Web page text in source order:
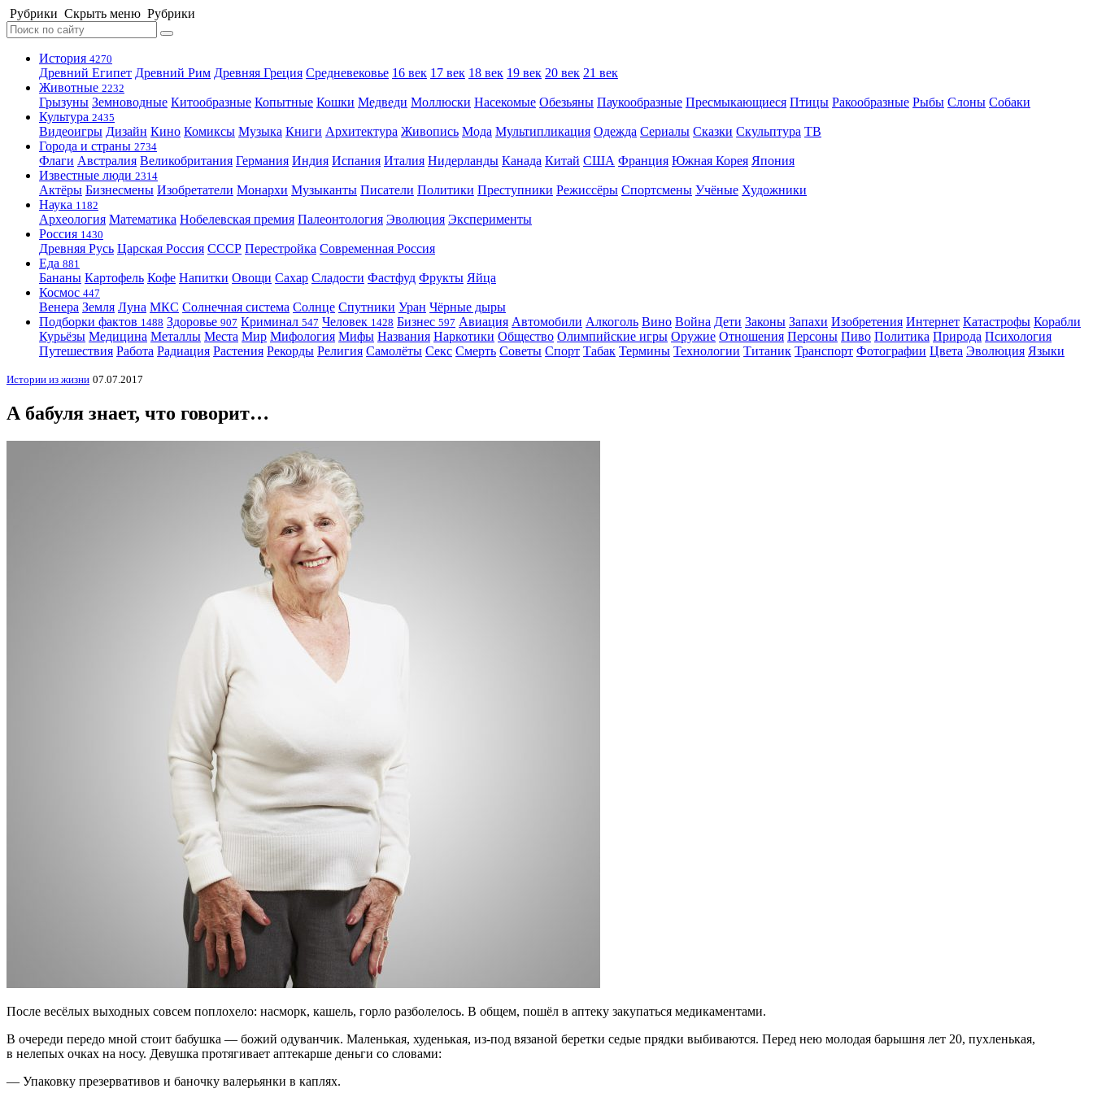
Рубрики Скрыть меню Рубрики
История 4270
Древний Египет Древний Рим Древняя Греция Средневековье 16 век 17 век 18 век 19 век 20 век 21 век
Животные 2232
Грызуны Земноводные Китообразные Копытные Кошки Медведи Моллюски Насекомые Обезьяны Паукообразные Пресмыкающиеся Птицы Ракообразные Рыбы Слоны Собаки
Культура 2435
Видеоигры Дизайн Кино Комиксы Музыка Книги Архитектура Живопись Мода Мультипликация Одежда Сериалы Сказки Скульптура ТВ
Города и страны 2734
Флаги Австралия Великобритания Германия Индия Испания Италия Нидерланды Канада Китай США Франция Южная Корея Япония
Известные люди 2314
Актёры Бизнесмены Изобретатели Монархи Музыканты Писатели Политики Преступники Режиссёры Спортсмены Учёные Художники
Наука 1182
Археология Математика Нобелевская премия Палеонтология Эволюция Эксперименты
Россия 1430
Древняя Русь Царская Россия СССР Перестройка Современная Россия
Еда 881
Бананы Картофель Кофе Напитки Овощи Сахар Сладости Фастфуд Фрукты Яйца
Космос 447
Венера Земля Луна МКС Солнечная система Солнце Спутники Уран Чёрные дыры
Подборки фактов 1488 Здоровье 907 Криминал 547 Человек 1428 Бизнес 597 Авиация Автомобили Алкоголь Вино Война Дети Законы Запахи Изобретения Интернет Катастрофы Корабли
Курьёзы Медицина Металлы Места Мир Мифология Мифы Названия Наркотики Общество Олимпийские игры Оружие Отношения Персоны Пиво Политика Природа Психология
Путешествия Работа Радиация Растения Рекорды Религия Самолёты Секс Смерть Советы Спорт Табак Термины Технологии Титаник Транспорт Фотографии Цвета Эволюция Языки
Истории из жизни 07.07.2017
А бабуля знает, что говорит…
После весёлых выходных совсем поплохело: насморк, кашель, горло разболелось. В общем, пошёл в аптеку закупаться медикаментами.
В очереди передо мной стоит бабушка — божий одуванчик. Маленькая, худенькая, из-под вязаной беретки седые прядки выбиваются. Перед нею молодая барышня лет 20, пухленькая,
в нелепых очках на носу. Девушка протягивает аптекарше деньги со словами:
— Упаковку презервативов и баночку валерьянки в каплях.